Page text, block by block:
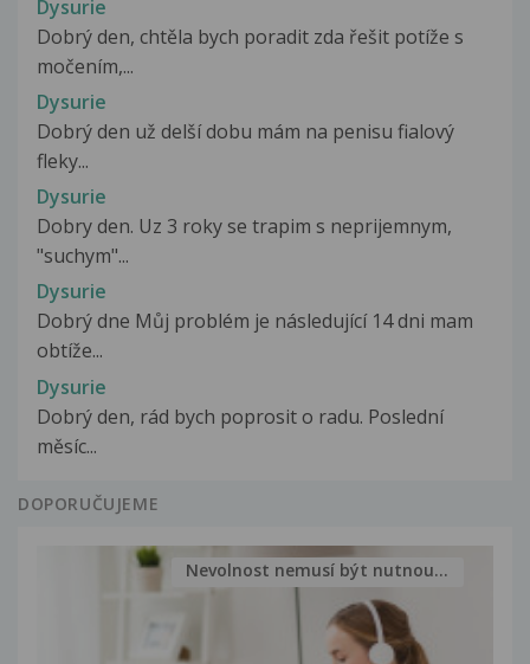
Dysurie
Dobrý den, chtěla bych poradit zda řešit potíže s
močením,...
Dysurie
Dobrý den už delší dobu mám na penisu fialový
fleky...
Dysurie
Dobry den. Uz 3 roky se trapim s neprijemnym,
"suchym"...
Dysurie
Dobrý dne Můj problém je následující 14 dni mam
obtíže...
Dysurie
Dobrý den, rád bych poprosit o radu. Poslední
měsíc...
DOPORUČUJEME
Nevolnost nemusí být nutnou...